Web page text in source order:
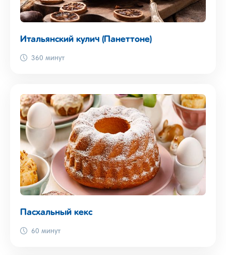
Итальянский кулич (Панеттоне)
360 минут
Пасхальный кекс
60 минут